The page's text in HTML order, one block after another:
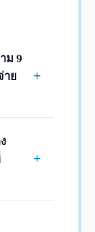
ม 9
าย
+
บ เรา
กต่างๆ
ชมสถาน
ก แก่ผู้
+
จะขึ้น
กครับ